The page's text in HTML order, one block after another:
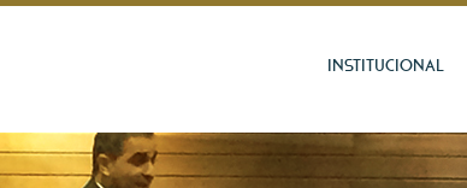
INSTITUCIONAL